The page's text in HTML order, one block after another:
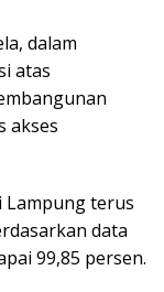
dalam
atas
akses
Lampung terus
data
99,85 persen.